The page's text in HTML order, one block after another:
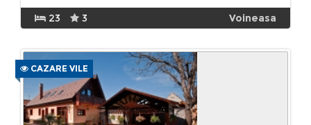
23 3 Voineasa
CAZARE VILE